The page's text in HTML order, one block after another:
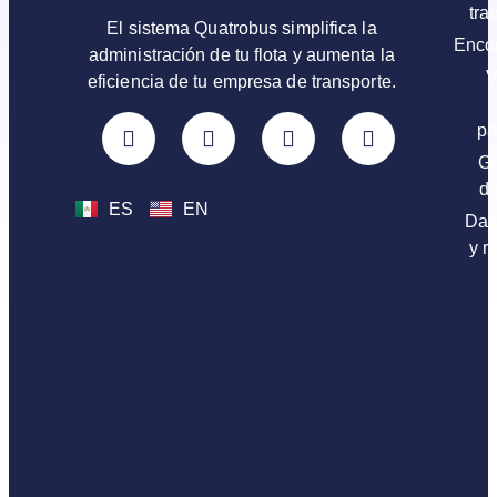
El sistema Quatrobus simplifica la
administración de tu flota y aumenta la
eficiencia de tu empresa de transporte.
ES EN
y